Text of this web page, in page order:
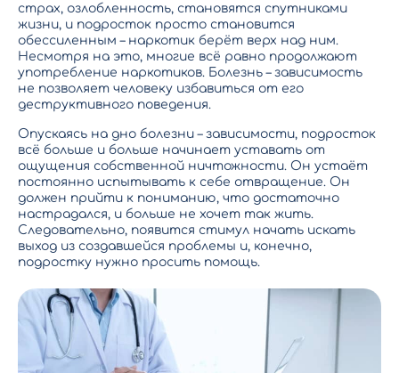
страх, озлобленность, становятся спутниками
жизни, и подросток просто становится
обессиленным – наркотик берёт верх над ним.
Несмотря на это, многие всё равно продолжают
употребление наркотиков. Болезнь – зависимость
не позволяет человеку избавиться от его
деструктивного поведения.
Опускаясь на дно болезни – зависимости, подросток
всё больше и больше начинает уставать от
ощущения собственной ничтожности. Он устаёт
постоянно испытывать к себе отвращение. Он
должен прийти к пониманию, что достаточно
настрадался, и больше не хочет так жить.
Следовательно, появится стимул начать искать
выход из создавшейся проблемы и, конечно,
подростку нужно просить помощь.